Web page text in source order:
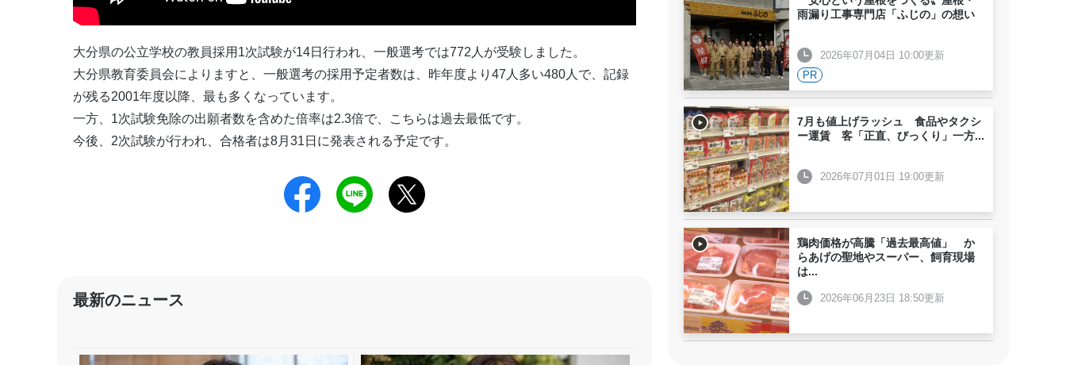
大分県の公立学校の教員採用1次試験が14日行われ、一般選考では772人が受験しました。
大分県教育委員会によりますと、一般選考の採用予定者数は、昨年度より47人多い480人で、記録
が残る2001年度以降、最も多くなっています。
一方、1次試験免除の出願者数を含めた倍率は2.3倍で、こちらは過去最低です。
今後、2次試験が行われ、合格者は8月31日に発表される予定です。
最新のニュース
雨漏り工事専門店「ふじの」の想い
2026年07月04日 10:00更新
PR
7月も値上げラッシュ 食品やタクシ
ー運賃 客「正直、びっくり」一方...
2026年07月01日 19:00更新
鶏肉価格が高騰「過去最高値」 か
らあげの聖地やスーパー、飼育現場
は...
2026年06月23日 18:50更新